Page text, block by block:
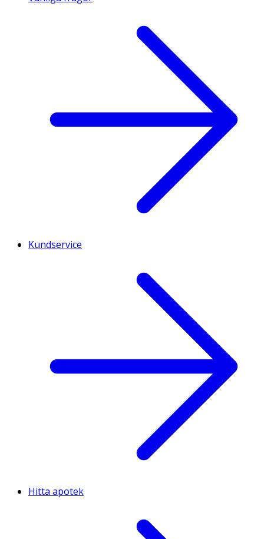
Kundservice
Hitta apotek